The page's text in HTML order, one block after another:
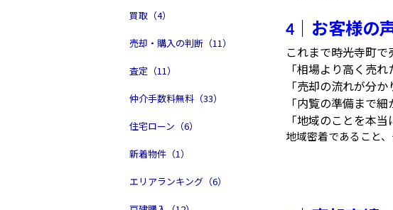
買取（4）
売却・購入の判断（11）
査定（11）
仲介手数料無料（33）
住宅ローン（6）
新着物件（1）
エリアランキング（6）
4 ｜お客様の
これまで時光寺町で
「相場より高く売
「売却の流れが分
「内覧の準備まで
「地域のことを本
地域密着であること